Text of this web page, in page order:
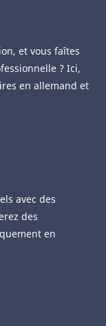
et vous faîtes
? Ici,
en allemand et
avec des
des
en